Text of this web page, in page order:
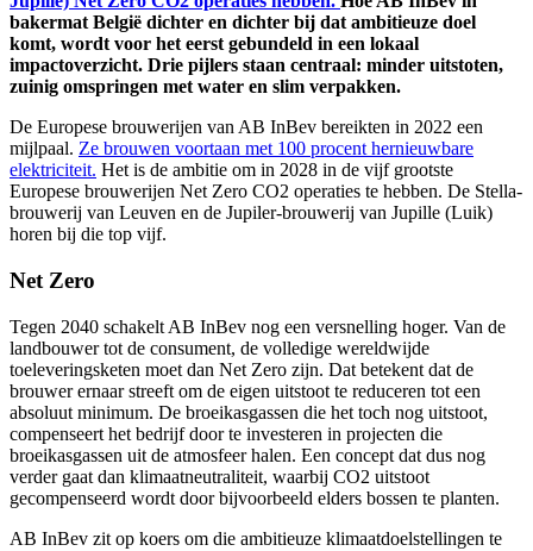
bakermat België dichter en dichter bij dat ambitieuze doel
komt, wordt voor het eerst gebundeld in een lokaal
impactoverzicht. Drie pijlers staan centraal: minder uitstoten,
zuinig omspringen met water en slim verpakken.
De Europese brouwerijen van AB InBev bereikten in 2022 een
mijlpaal. Ze brouwen voortaan met 100 procent hernieuwbare
elektriciteit. Het is de ambitie om in 2028 in de vijf grootste
Europese brouwerijen Net Zero CO2 operaties te hebben. De Stella-
brouwerij van Leuven en de Jupiler-brouwerij van Jupille (Luik)
horen bij die top vijf.
Net Zero
Tegen 2040 schakelt AB InBev nog een versnelling hoger. Van de
landbouwer tot de consument, de volledige wereldwijde
toeleveringsketen moet dan Net Zero zijn. Dat betekent dat de
brouwer ernaar streeft om de eigen uitstoot te reduceren tot een
absoluut minimum. De broeikasgassen die het toch nog uitstoot,
compenseert het bedrijf door te investeren in projecten die
broeikasgassen uit de atmosfeer halen. Een concept dat dus nog
verder gaat dan klimaatneutraliteit, waarbij CO2 uitstoot
gecompenseerd wordt door bijvoorbeeld elders bossen te planten.
AB InBev zit op koers om die ambitieuze klimaatdoelstellingen te